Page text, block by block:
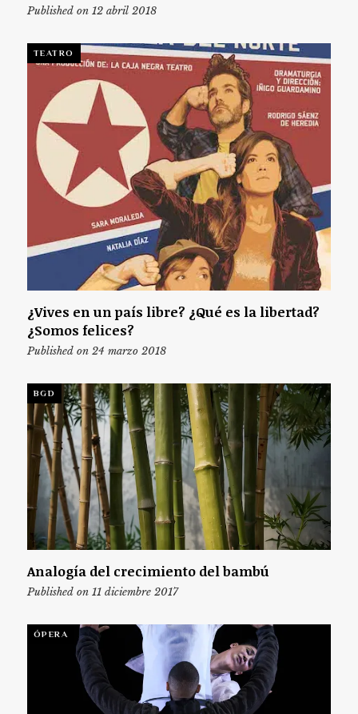
Published on 12 abril 2018
TEATRO
¿Vives en un país libre? ¿Qué es la libertad?
¿Somos felices?
Published on 24 marzo 2018
BGD
Analogía del crecimiento del bambú
Published on 11 diciembre 2017
ÓPERA